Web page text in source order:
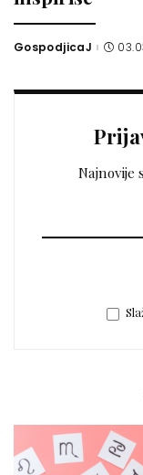
Posted
GospodjicaJ
Najnovije